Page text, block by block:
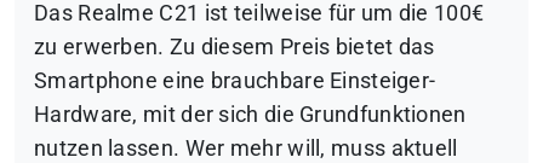
Das Realme C21 ist teilweise für um die 100€
zu erwerben. Zu diesem Preis bietet das
Smartphone eine brauchbare Einsteiger-
Hardware, mit der sich die Grundfunktionen
nutzen lassen. Wer mehr will, muss aktuell